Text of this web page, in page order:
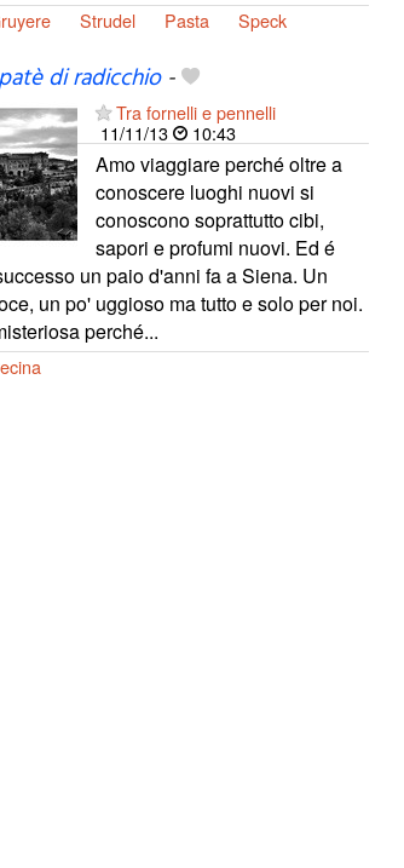
Strudel Pasta Speck
di radicchio-
Tra fornelli e pennelli
11/11/13
10:43
Amo viaggiare perché oltre a
conoscere luoghi nuovi si
conoscono soprattutto cibi,
sapori e profumi nuovi. Ed é
un paio d'anni fa a Siena. Un
un po' uggioso ma tutto e solo per noi.
perché...